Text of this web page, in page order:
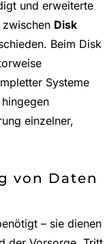
und erweiterte
Disk
Beim Disk
Systeme
einzelner,
von Daten
– sie dienen